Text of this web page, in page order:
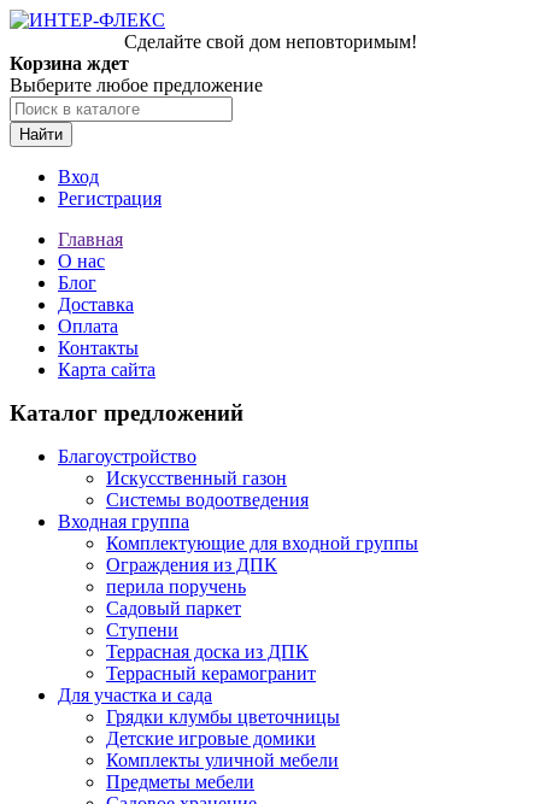
Сделайте свой дом неповторимым!
Корзина ждет
Выберите любое предложение
Найти
Вход
Регистрация
Главная
О нас
Блог
Доставка
Оплата
Контакты
Карта сайта
Каталог предложений
Благоустройство
Искусственный газон
Системы водоотведения
Входная группа
Комплектующие для входной группы
Ограждения из ДПК
перила поручень
Садовый паркет
Ступени
Террасная доска из ДПК
Террасный керамогранит
Для участка и сада
Грядки клумбы цветочницы
Детские игровые домики
Комплекты уличной мебели
Предметы мебели